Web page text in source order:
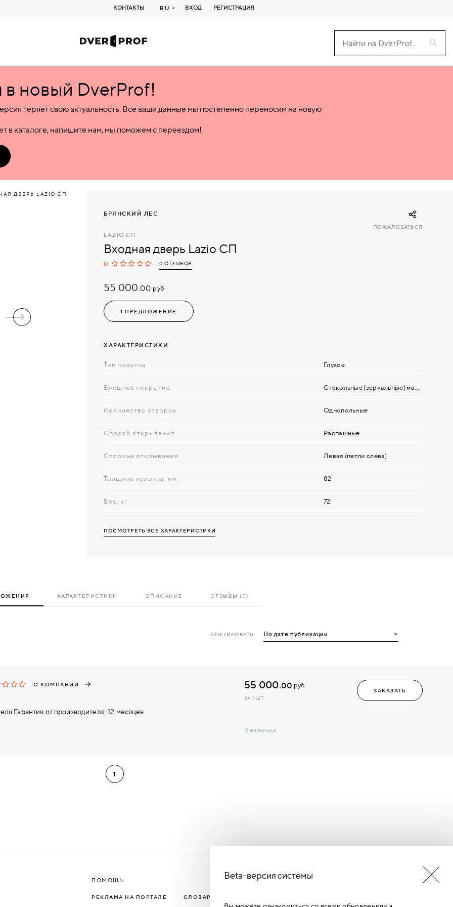
КОНТАКТЫ RU ВХОД РЕГИСТРАЦИЯ
новый DverProf!
теряет свою актуальность. Все ваши данные мы постепенно переносим на новую
в каталоге, напишите нам, мы поможем с переездом!
ДВЕРЬ LAZIO СП
БРЯНСКИЙ ЛЕС
LAZIO СП
Входная дверь Lazio СП
0 0 ОТЗЫВОВ
55 000.00руб
1 ПРЕДЛОЖЕНИЕ
ПОЖАЛОВАТЬСЯ
ХАРАКТЕРИСТИКИ
Тип полотна Глухое
Внешнее покрытие
Количество створок Однопольные
Способ открывания Распашные
Сторона открывания Левая (петли слева)
Толщина полотна, мм 82
Вес, кг 72
ПОСМОТРЕТЬ ВСЕ ХАРАКТЕРИСТИКИ
ХАРАКТЕРИСТИКИ ОПИСАНИЕ ОТЗЫВЫ (0)
СОРТИРОВАТЬ:
О КОМПАНИИ
Гарантия от производителя: 12 месяцев
В наличии
55 000.00 руб
ЗА 1 ШТ.
ЗАКАЗАТЬ
1
ПОМОЩЬ
РЕКЛАМА НА ПОРТАЛЕ СЛОВАРЬ ТЕРМИНОВ
БУДЬ В КУРСЕ НОВОСТЕЙ
Beta-версия системы